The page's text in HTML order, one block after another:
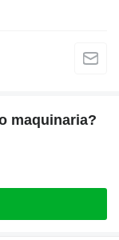
maquinaria?